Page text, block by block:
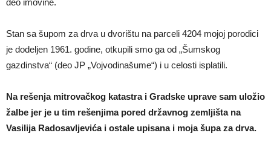
Stan sa šupom za drva u dvorištu na parceli 4204 mojoj porodici
je dodeljen 1961. godine, otkupili smo ga od „Šumskog
gazdinstva“ (deo JP „Vojvodinašume“) i u celosti isplatili.
Na rešenja mitrovačkog katastra i Gradske uprave sam uložio
žalbe jer je u tim rešenjima pored državnog zemljišta na
Vasilija Radosavljevića i ostale upisana i moja šupa za drva.